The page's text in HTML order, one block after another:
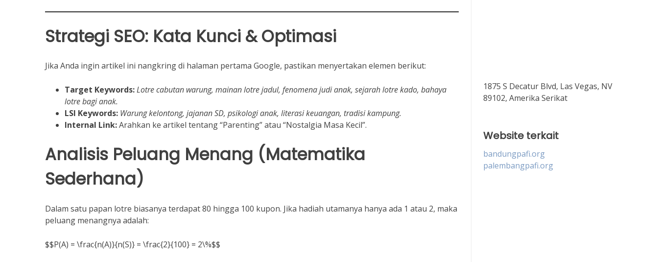
Strategi SEO: Kata Kunci & Optimasi
Jika Anda ingin artikel ini nangkring di halaman pertama Google, pastikan menyertakan elemen berikut:
Target Keywords:Lotre cabutan warung, mainan lotre jadul, fenomena judi anak, sejarah lotre kado, bahaya
lotre bagi anak.
LSI Keywords: Warung kelontong, jajanan SD, psikologi anak, literasi keuangan, tradisi kampung.
Internal Link:Arahkan ke artikel tentang “Parenting” atau “Nostalgia Masa Kecil”.
Analisis Peluang Menang (Matematika
Sederhana)
Dalam satu papan lotre biasanya terdapat 80 hingga 100 kupon. Jika hadiah utamanya hanya ada 1 atau 2, maka
peluang menangnya adalah:
$$P(A) = \frac{n(A)}{n(S)} = \frac{2}{100} = 2\%$$
1875 S Decatur Blvd, Las Vegas, NV
89102, Amerika Serikat
Website terkait
bandungpafi.org
palembangpafi.org